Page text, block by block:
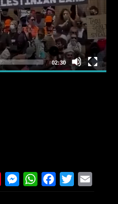
PinterestMessengerWhatsAppFacebook
Twitter